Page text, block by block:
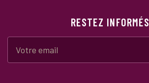
RESTEZ INFORMÉS